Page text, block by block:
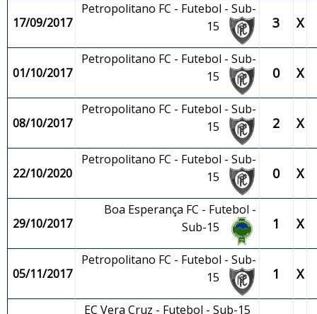
17/09/2017
Petropolitano FC - Futebol - Sub-
15
3 X
01/10/2017
Petropolitano FC - Futebol - Sub-
15
0 X
08/10/2017
Petropolitano FC - Futebol - Sub-
15
2 X
22/10/2020
Petropolitano FC - Futebol - Sub-
15
0 X
29/10/2017
Boa Esperança FC - Futebol -
Sub-15
1 X
05/11/2017
Petropolitano FC - Futebol - Sub-
15
1 X
EC Vera Cruz - Futebol - Sub-15